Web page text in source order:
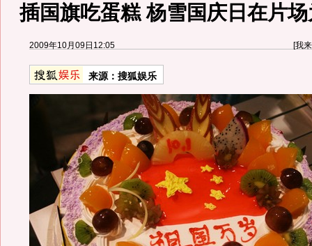
插国旗吃蛋糕 杨雪国庆日在片
2009年10月09日12:05 [我
来源： 搜狐娱乐